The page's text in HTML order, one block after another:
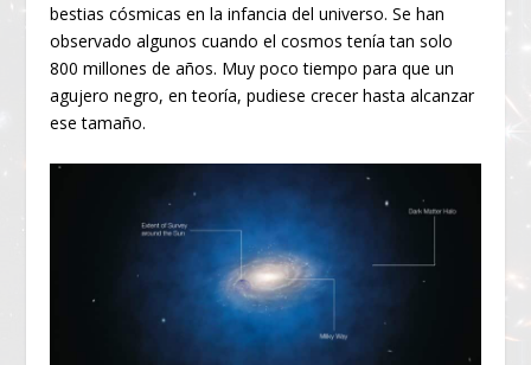
bestias cósmicas en la infancia del universo. Se han
observado algunos cuando el cosmos tenía tan solo
800 millones de años. Muy poco tiempo para que un
agujero negro, en teoría, pudiese crecer hasta alcanzar
ese tamaño.